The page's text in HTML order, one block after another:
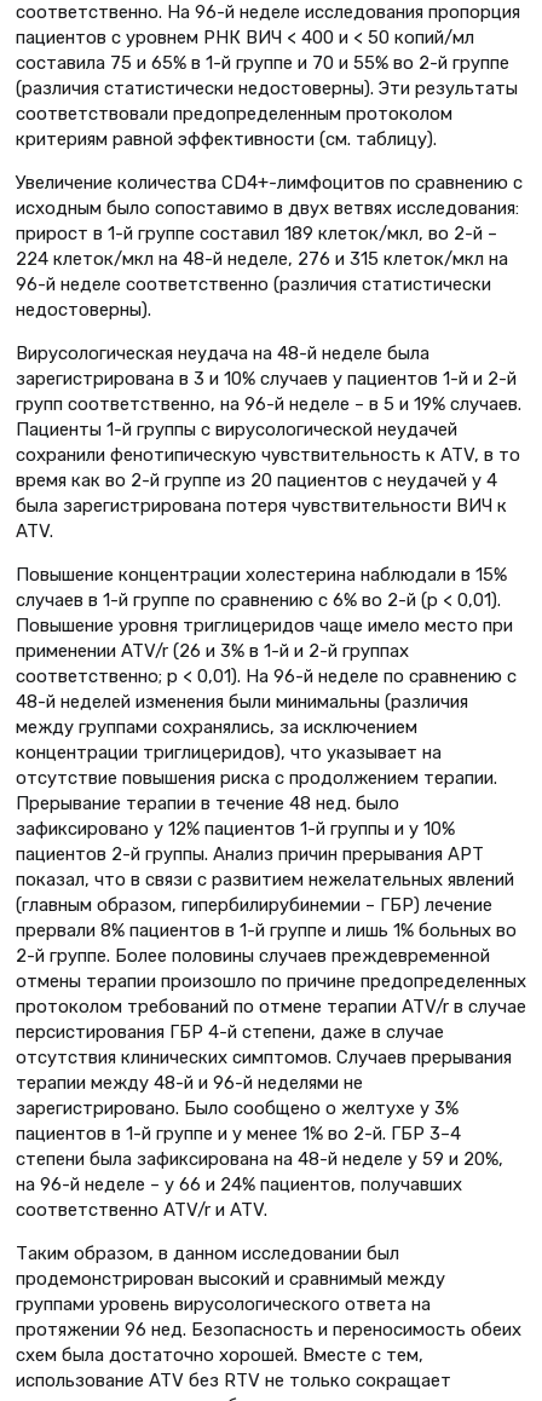
соответственно. На 96-й неделе исследования пропорция
пациентов с уровнем РНК ВИЧ < 400 и < 50 копий/мл
составила 75 и 65% в 1-й группе и 70 и 55% во 2-й группе
(различия статистически недостоверны). Эти результаты
соответствовали предопределенным протоколом
критериям равной эффективности (см. таблицу).
Увеличение количества CD4+-лимфоцитов по сравнению с
исходным было сопоставимо в двух ветвях исследования:
прирост в 1-й группе составил 189 клеток/мкл, во 2-й –
224 клеток/мкл на 48-й неделе, 276 и 315 клеток/мкл на
96-й неделе соответственно (различия статистически
недостоверны).
Вирусологическая неудача на 48-й неделе была
зарегистрирована в 3 и 10% случаев у пациентов 1-й и 2-й
групп соответственно, на 96-й неделе – в 5 и 19% случаев.
Пациенты 1-й группы с вирусологической неудачей
сохранили фенотипическую чувст­вительность к ATV, в то
время как во 2-й группе из 20 пациентов с неудачей у 4
была зарегистрирована потеря чувствительности ВИЧ к
ATV.
Повышение концентрации холестерина наблюдали в 15%
случаев в 1-й группе по сравнению с 6% во 2-й (р < 0,01).
Повышение уровня триглицеридов чаще имело место при
применении ATV/r (26 и 3% в 1-й и 2-й группах
соответственно; р < 0,01). На 96-й неделе по сравнению с
48-й неделей изменения были минимальны (различия
между группами сохранялись, за исключением
концентрации триглицеридов), что указывает на
отсутствие повышения риска с продолжением терапии.
Прерывание терапии в течение 48 нед. было
зафиксировано у 12% пациентов 1-й группы и у 10%
пациентов 2-й группы. Анализ причин прерывания АРТ
показал, что в связи с развитием нежелательных явлений
(главным образом, гипербилирубинемии – ГБР) лечение
прервали 8% пациентов в 1-й группе и лишь 1% больных во
2-й группе. Более половины случаев преждевременной
отмены терапии произошло по причине предопределенных
протоколом требований по отмене терапии ATV/r в случае
персистирования ГБР 4-й степени, даже в случае
отсутствия клинических симптомов. Случаев прерывания
терапии между 48-й и 96-й неделями не
зарегистрировано. Было сообщено о желтухе у 3%
пациентов в 1-й группе и у менее 1% во 2-й. ГБР 3–4
степени была зафиксирована на 48-й неделе у 59 и 20%,
на 96-й неделе – у 66 и 24% пациентов, получавших
соответственно ATV/r и ATV.
Таким образом, в данном исследовании был
продемонстрирован высокий и сравнимый между
группами уровень вирусологического ответа на
протяжении 96 нед. Безопасность и переносимость обеих
схем была достаточно хорошей. Вместе с тем,
использование ATV без RTV не только сокращает